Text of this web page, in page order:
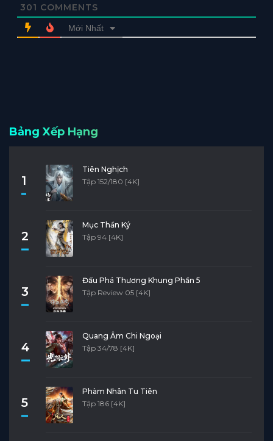
301 COMMENTS
Mới Nhất
Bảng Xếp Hạng
1
Tiên Nghịch
Tập 152/180 [4K]
2
Mục Thần Ký
Tập 94 [4K]
3
Đấu Phá Thương Khung Phần 5
Tập Review 05 [4K]
4
Quang Âm Chi Ngoại
Tập 34/78 [4K]
5
Phàm Nhân Tu Tiên
Tập 186 [4K]